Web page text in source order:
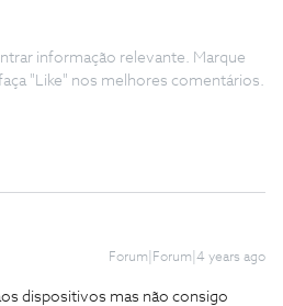
informação relevante. Marque
"Like" nos melhores comentários.
Forum|Forum|4 years ago
dispositivos mas não consigo